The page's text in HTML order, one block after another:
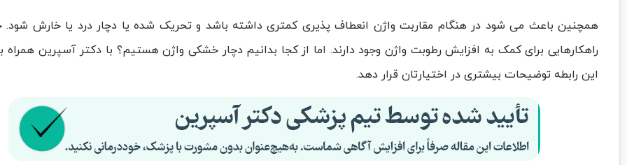
همچنین باعث می شود در هنگام مقاربت واژن انعطاف پذیری کمتری داشته باشد و تحریک شده یا دچار درد یا خارش شود.
راهکارهایی برای کمک به افزایش رطوبت واژن وجود دارند. اما از کجا بدانیم دچار خشکی واژن هستیم؟ با دکتر آسپرین همراه
این رابطه توضیحات بیشتری در اختیارتان قرار دهد.